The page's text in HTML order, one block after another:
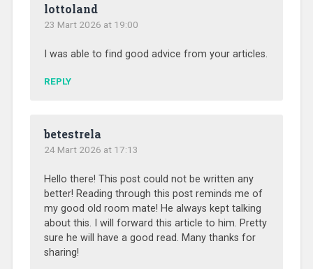
lottoland
23 Mart 2026 at 19:00
I was able to find good advice from your articles.
REPLY
betestrela
24 Mart 2026 at 17:13
Hello there! This post could not be written any
better! Reading through this post reminds me of
my good old room mate! He always kept talking
about this. I will forward this article to him. Pretty
sure he will have a good read. Many thanks for
sharing!